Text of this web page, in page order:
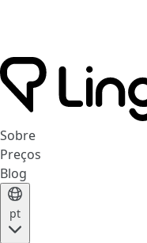
Sobre
Preços
Blog
pt